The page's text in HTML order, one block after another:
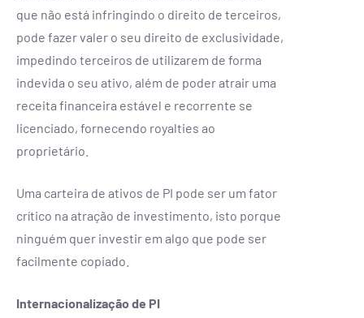
que não está infringindo o direito de terceiros,
pode fazer valer o seu direito de exclusividade,
impedindo terceiros de utilizarem de forma
indevida o seu ativo, além de poder atrair uma
receita financeira estável e recorrente se
licenciado, fornecendo royalties ao
proprietário.
Uma carteira de ativos de PI pode ser um fator
crítico na atração de investimento, isto porque
ninguém quer investir em algo que pode ser
facilmente copiado.
Internacionalização de PI